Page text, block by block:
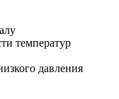
температур
давления